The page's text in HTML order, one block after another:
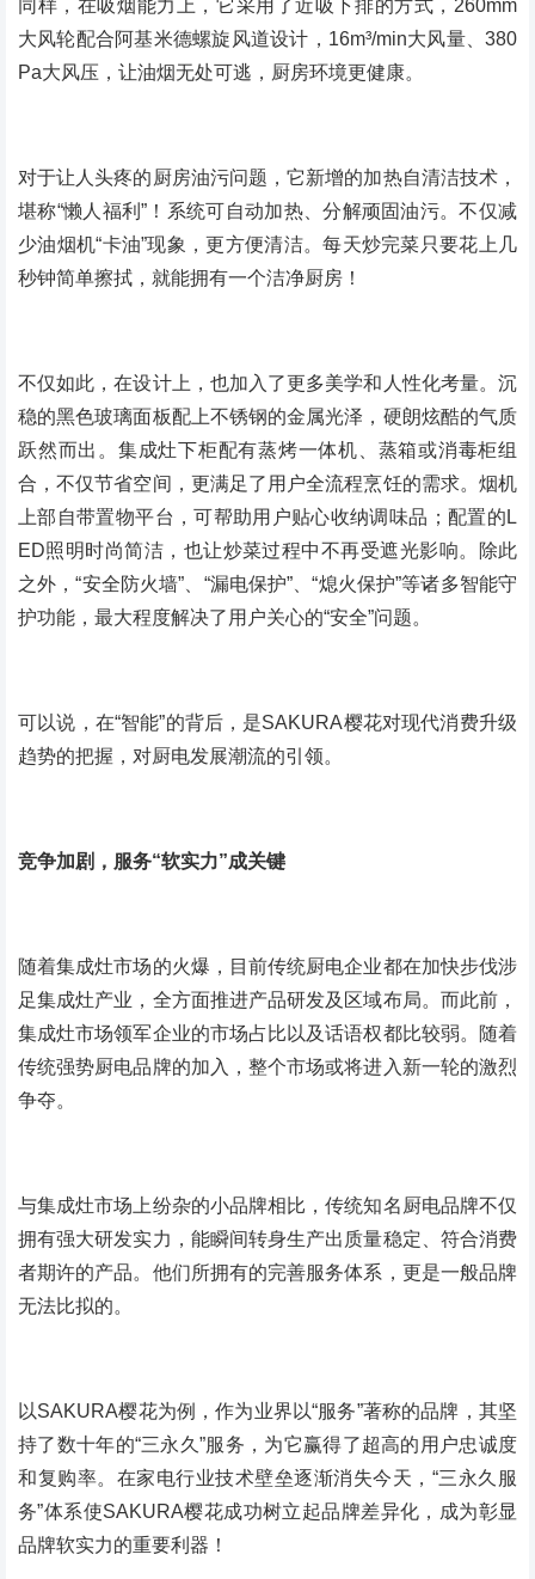
同样，在吸烟能力上，它采用了近吸下排的方式，260mm
大风轮配合阿基米德螺旋风道设计，16m³/min大风量、380
Pa大风压，让油烟无处可逃，厨房环境更健康。
对于让人头疼的厨房油污问题，它新增的加热自清洁技术，
堪称“懒人福利”！系统可自动加热、分解顽固油污。不仅减
少油烟机“卡油”现象，更方便清洁。每天炒完菜只要花上几
秒钟简单擦拭，就能拥有一个洁净厨房！
不仅如此，在设计上，也加入了更多美学和人性化考量。沉
稳的黑色玻璃面板配上不锈钢的金属光泽，硬朗炫酷的气质
跃然而出。集成灶下柜配有蒸烤一体机、蒸箱或消毒柜组
合，不仅节省空间，更满足了用户全流程烹饪的需求。烟机
上部自带置物平台，可帮助用户贴心收纳调味品；配置的L
ED照明时尚简洁，也让炒菜过程中不再受遮光影响。除此
之外，“安全防火墙”、“漏电保护”、“熄火保护”等诸多智能守
护功能，最大程度解决了用户关心的“安全”问题。
可以说，在“智能”的背后，是SAKURA樱花对现代消费升级
趋势的把握，对厨电发展潮流的引领。
竞争加剧，服务“软实力”成关键
随着集成灶市场的火爆，目前传统厨电企业都在加快步伐涉
足集成灶产业，全方面推进产品研发及区域布局。而此前，
集成灶市场领军企业的市场占比以及话语权都比较弱。随着
传统强势厨电品牌的加入，整个市场或将进入新一轮的激烈
争夺。
与集成灶市场上纷杂的小品牌相比，传统知名厨电品牌不仅
拥有强大研发实力，能瞬间转身生产出质量稳定、符合消费
者期许的产品。他们所拥有的完善服务体系，更是一般品牌
无法比拟的。
以SAKURA樱花为例，作为业界以“服务”著称的品牌，其坚
持了数十年的“三永久”服务，为它赢得了超高的用户忠诚度
和复购率。在家电行业技术壁垒逐渐消失今天，“三永久服
务”体系使SAKURA樱花成功树立起品牌差异化，成为彰显
品牌软实力的重要利器！